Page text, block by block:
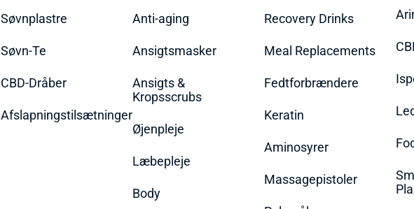
Søvnplastre
Søvn-Te
CBD-Dråber
Afslapningstilsætninger
Anti-aging
Ansigtsmasker
Ansigts &
Kropsscrubs
Øjenpleje
Læbepleje
Body
Recovery Drinks
Meal Replacements
Fedtforbrændere
Keratin
Aminosyrer
Massagepistoler